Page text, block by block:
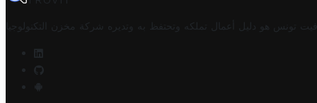
تونس هو دليل أعمال تملكه وتحتفظ به وتديره شركة مخزن التكنولوجيا